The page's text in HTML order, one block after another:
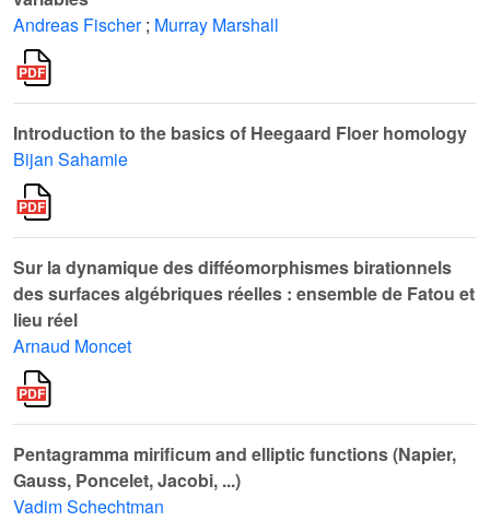
Andreas Fischer ; Murray Marshall
Introduction to the basics of Heegaard Floer homology
Bijan Sahamie
Sur la dynamique des difféomorphismes birationnels
des surfaces algébriques réelles : ensemble de Fatou et
lieu réel
Arnaud Moncet
Pentagramma mirificum and elliptic functions (Napier,
Gauss, Poncelet, Jacobi, ...)
Vadim Schechtman